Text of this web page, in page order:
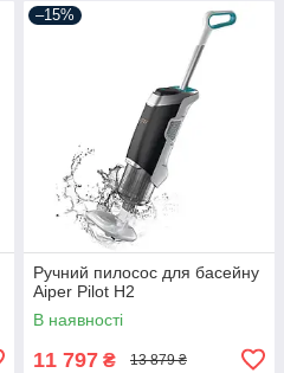
–15%
Ручний пилосос для басейну
Aiper Pilot H2
В наявності
11 797 ₴ 13 879 ₴